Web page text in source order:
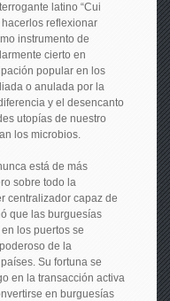
latino “Cui
reflexionar
instrumento de
cierto en
popular en los
o anulada por la
y el desencanto
utopías de nuestro
los microbios.
está de más
sobre todo la
centralizador capaz de
que las burguesías
los puertos se
de la
Su fortuna se
en la transacción activa
en burguesías